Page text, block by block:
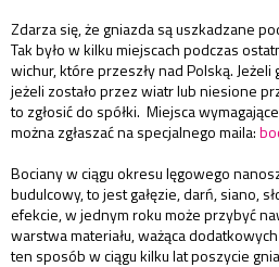
Zdarza się, że gniazda są uszkadzane
Tak było w kilku miejscach podczas
wichur, które przeszły nad Polską. Jeżeli
jeżeli zostało przez wiatr lub niesione
to zgłosić do spółki. Miejsca
można zgłaszać na specjalnego maila:
Bociany w ciągu okresu lęgowego
budulcowy, to jest gałęzie, darń, siano,
efekcie, w jednym roku może przybyć
warstwa materiału, ważąca
ten sposób w ciągu kilku lat poszycie